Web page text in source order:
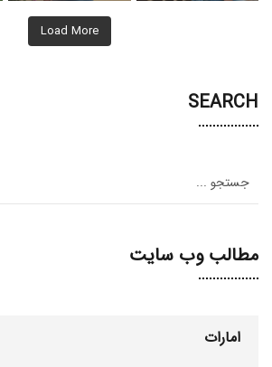
Load More
SEARCH
مطالب وب سایت
امارات